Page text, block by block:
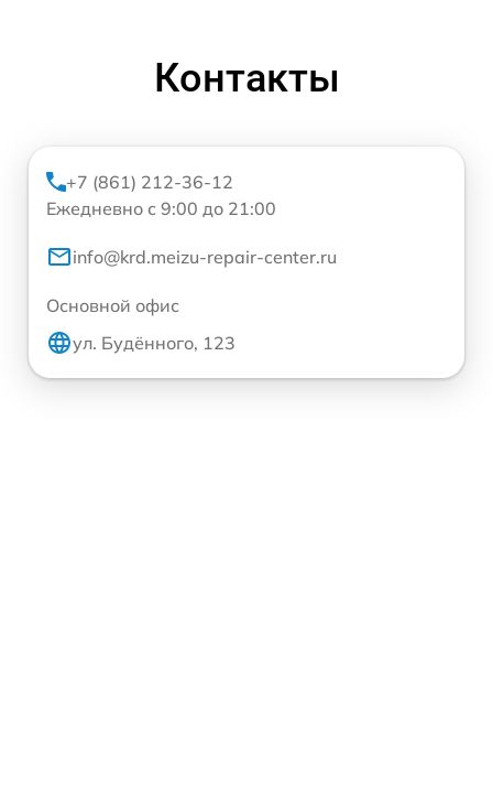
Контакты
+7 (861) 212-36-12
Ежедневно с 9:00 до 21:00
info@krd.meizu-repair-center.ru
Основной офис
ул. Будённого, 123